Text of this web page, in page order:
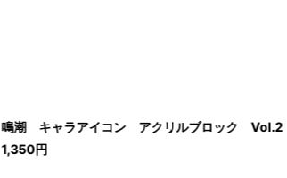
鳴潮 キャラアイコン アクリルブロック Vol.2
1,350円